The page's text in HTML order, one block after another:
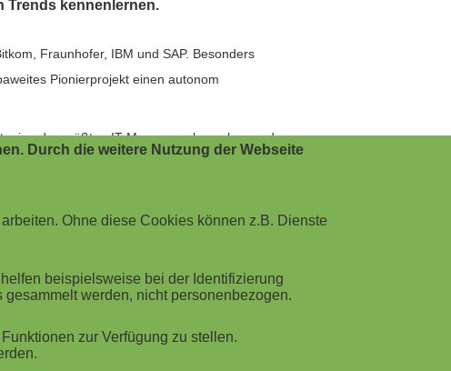
Trends kennenlernen.
Fraunhofer, IBM und SAP. Besonders
Pionierprojekt einen autonom
eine der größten IT-Messen zu besuchen und
sei wichtig, jungen Menschen schon früh
Messe-Besuche für Schulklassen an.
Durch die weitere Nutzung der Webseite
Ohne diese Cookies können z.B. Dienste
beispielsweise bei der Identifizierung
werden, nicht personenbezogen.
zur Verfügung zu stellen.